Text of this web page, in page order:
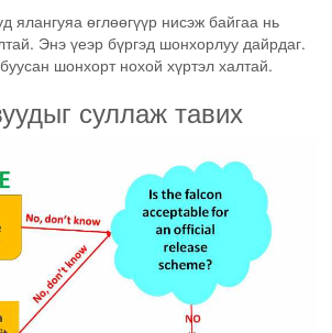
ялангуяа өглөөгүүр нисэж байгаа нь
Энэ үеэр бүргэд шонхорлуу дайрдаг.
шонхорт нохой хүртэл халтай.
суллаж тавих